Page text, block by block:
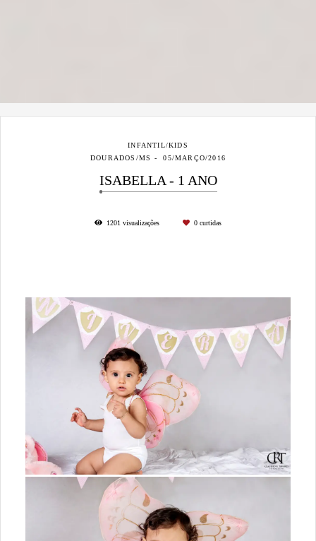
INFANTIL/KIDS
DOURADOS/MS
05/MARÇO/2016
ISABELLA - 1 ANO
1201 visualizações 0 curtidas